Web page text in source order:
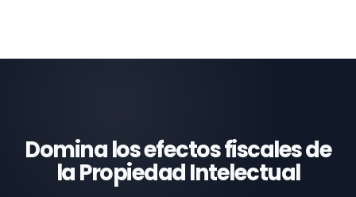
Domina los efectos fiscales de
la Propiedad Intelectual